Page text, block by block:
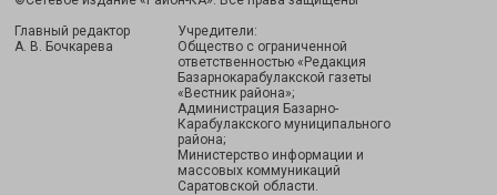
Главный редактор
А. В. Бочкарева
Учредители:
Общество с ограниченной
ответственностью «Редакция
Базарнокарабулакской газеты
«Вестник района»;
Администрация Базарно-
Карабулакского муниципального
района;
Министерство информации и
массовых коммуникаций
Саратовской области.